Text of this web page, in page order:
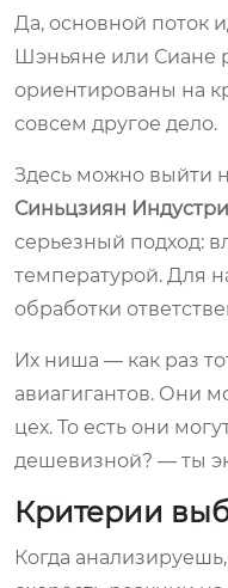
Да, основной поток
Шэньяне или Сиане
ориентированы на
совсем другое дело.
Здесь можно выйти
Синьцзиян
серьезный подход:
температурой. Для
обработки
Их ниша — как раз
авиагигантов. Они
цех. То есть они
дешевизной? — ты
Критерии
Когда